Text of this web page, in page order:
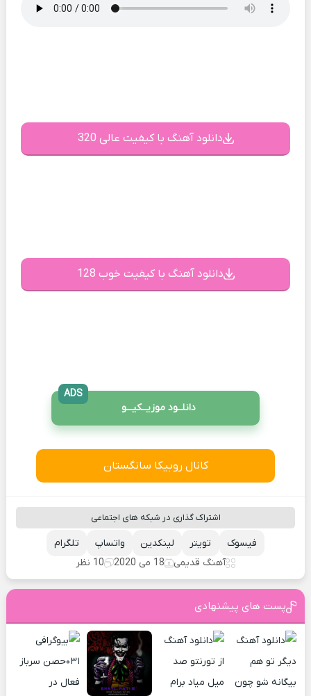
دانلود آهنگ با کیفیت عالی 320
دانلود آهنگ با کیفیت خوب 128
دانلــود موزیــکیـــو
ADS
کانال روبیکا سانگستان
اشتراک گذاری در شبکه های اجتماعی
تلگرام واتساپ لینکدین تویتر
فیسوک
آهنگ قدیمی
18 می 2020 10 نظر
پست های پیشنهادی